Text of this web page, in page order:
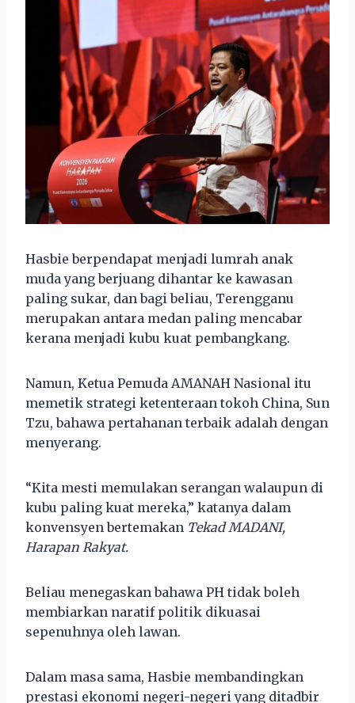
Hasbie berpendapat menjadi lumrah anak
muda yang berjuang dihantar ke kawasan
paling sukar, dan bagi beliau, Terengganu
merupakan antara medan paling mencabar
kerana menjadi kubu kuat pembangkang.
Namun, Ketua Pemuda AMANAH Nasional itu
memetik strategi ketenteraan tokoh China, Sun
Tzu, bahawa pertahanan terbaik adalah dengan
menyerang.
“Kita mesti memulakan serangan walaupun di
kubu paling kuat mereka,” katanya dalam
konvensyen bertemakan Tekad MADANI,
Harapan Rakyat.
Beliau menegaskan bahawa PH tidak boleh
membiarkan naratif politik dikuasai
sepenuhnya oleh lawan.
Dalam masa sama, Hasbie membandingkan
prestasi ekonomi negeri-negeri yang ditadbir